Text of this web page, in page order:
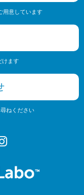
用意しています
けます
ねください